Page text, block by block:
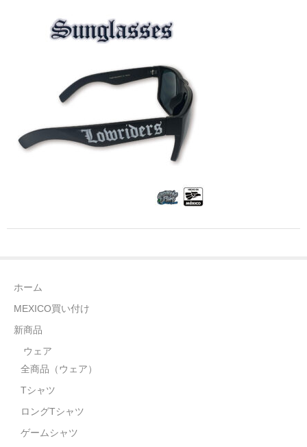
全商品（ウェア）
ロングTシャツ
コーチジャケット
ヘッドギア
ORIGINAL
STILL 90’s
Brown Pride
全商品（ORIGINAL）
ホーム
MEXICO買い付け
新商品
ウェア
全商品（ウェア）
Tシャツ
ロングTシャツ
ゲームシャツ